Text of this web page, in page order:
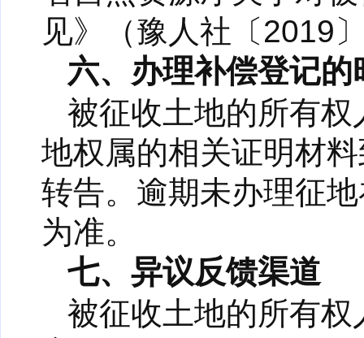
见》（豫人社〔2019
六、办理补偿登记
被征收土地的所有
地权属的相关证明材
转告。逾期未办理征
为准。
七、异议反馈渠道
被征收土地的所有